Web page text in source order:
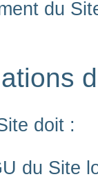
du
doit :
du Site